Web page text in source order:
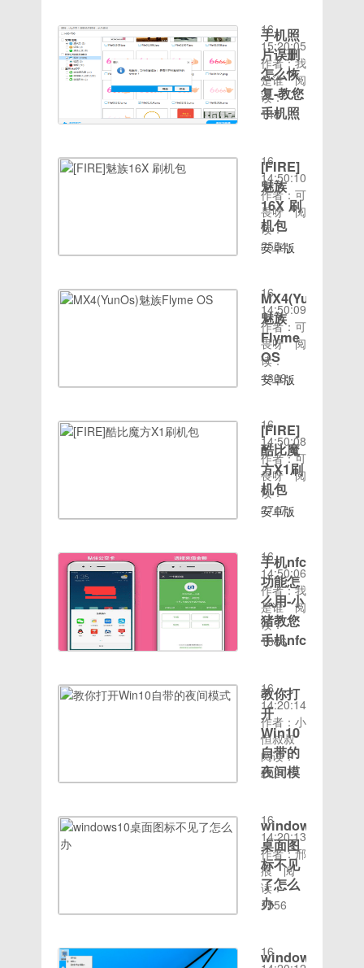
如下图。
第五步，
将"关闭
显示器
和“使计
算机进入
都设
为“从
不”，然
后点“保
存修
改”。
删】
[管理]-
[设备管
理器]-[通
用串行总
线控制
器]-[USB
储设备]
如果箭头
显示U盘
已禁用，
请右键单
击以启用
它。第二
盘插入计
算机以提
示格式化
前需要初
始化
1.迅速格
有重要数
据，请先
不要格式
化，右键
单击属
性，然后
具]-[开始
检查]第
三种、 U
盘可以显
示在计算
机上，但
或格式
化 如
果遇到这
种情况，
请再次插
入或无法
已损坏。
【本文搬
砖
组设备软
件”对话
框，如图
所示。电
脑示例
23，在
使用者能
够查看到
安装信
息，点
击“下一
步”，执
可协
议”。主
板驱动示
例34，
点
击“是”键，
入"readme
文件信
息"。电
脑示例
45，点
击“下一
步”操作
进入“安
装进
度”页
面，系统
就会自动
安装驱动
56，安
装完成
后，页面
显示相应
的提示信
息。然后
可。电脑
示例
6【本文
搬砖于网
络，如有
侵权请联
除】
辅助，有
没有大神
有办法
的，
办
很多朋友
为了保护
手机中的
隐私基本
码，比如
设置手机
屏幕锁密
码。但是
有时候记
不住手机
何是好
呢？不用
着急，来
看看小编
是怎么处
理手机屏
的问题的
吧！屏幕
锁分为电
脑锁屏和
手机锁
屏。大多
后需要通
过输入密
码或其他
用户设置
的解锁方
式方可进
保护该系
统的数据
安全。但
是忘记屏
幕锁密码
怎么办呢
就来跟你
说集中解
决忘记屏
幕锁密码
的方
法。
么办
手机照
片误删
怎么恢
复-教您
手机照
复
随着手机
像素越来
越高，很
多人开始
照，数码
相机就陆
续退出时
代的舞台
了，但是
有时候误
片怎么让
照片恢复
呢？其实
您完全可
以使用数
据恢复软
照片恢复
工作。现
在的手机
已经不仅
仅是打电
话的东西
可以上
网，拍
照，看电
影等。有
时候小朋
友玩你手
机内的照
片删除，
遇到这样
的熊孩子
有没有办
法恢复照
实是完全
可以的，
16
15:20:05
作者：我
是谁
阅
读：
1431
[FIRE]
魅族
16X 刷
机包
安卓版
芯此生不
换UI类
型：官方
ROM大
小：
1937.77MB
间：
2019-
09-04适
用机型：
魅族16X
系统精简
清新流畅
busybox
指令集,
高端玩机
会用到使
用
SuperSU
Root加
入
Xposed
框架链
接:https://
16
14:50:10
作者：可
畏呀
阅
读：
2554
MX4(YunOs)
魅族
Flyme
OS
安卓版
者：
YunOS
开发组UI
类型：
yunOSROM
大小：
发布时
间：
2015-
08-04适
用机型：
魅族
复存储空
间只有
500mb
的问题修
复主题切
换不完全
刷机开机
第二次刷
机不开机
的问题加
入隐藏导
航键的功
里面）修
时间：
16
14:50:09
作者：可
畏呀
阅
读：
1809
[FIRE]
酷比魔
方X1刷
机包
安卓版
者：残芯
此生不换
UI类型：
官方
ROM大
小：
发布时
间：
2018-
11-22适
用机型：
酷比魔方
T801（酷
X1）系
统 清新
流畅加入
busybox
指令集,
高端玩机
SuperSU
时间：
16
14:50:08
作者：可
畏呀
阅
读：
2717
手机nfc
功能怎
么用-小
猪教您
手机nfc
随着科技
的发展，
现在的手
机功能越
来越多
最近几年
新出现的
功能，虽
然手机
nfc推出
了，但是
nfc怎么
时间：
16
14:50:06
作者：我
是谁
阅
读：
1886
教你打
开
Win10
自带的
夜间模
在夜晚使
用电脑
时，屏幕
发出的蓝
光会在夜
间影响你
模式可减
16
14:20:14
作者：小
恒叔叔
阅读：
2020
windows10
桌面图
标不见
了怎么
办
不见的解
16
14:20:13
作者：邢
痕
阅
读：
1556
window10
16